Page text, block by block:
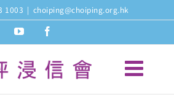
1003 | choiping@choiping.org.hk
youtube